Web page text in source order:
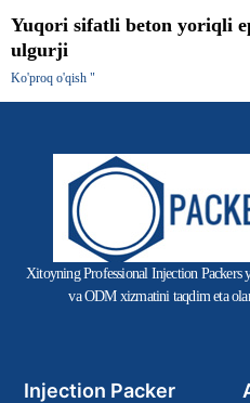
Yuqori sifatli beton yoriqli
ulgurji
Ko'proq o'qish "
Xitoyning Professional Injection Packers
va ODM xizmatini taqdim eta
Injection Packer